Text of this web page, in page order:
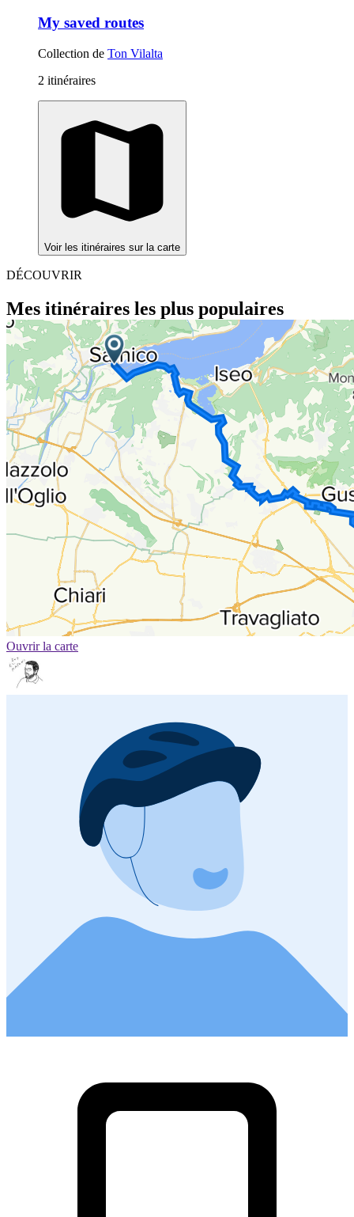
My saved routes
Collection de Ton Vilalta
2 itinéraires
Voir les itinéraires sur la carte
DÉCOUVRIR
Mes itinéraires les plus populaires
Ouvrir la carte